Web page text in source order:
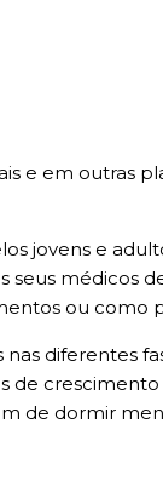
e em outras
jovens e
médicos
ou como
diferentes
de
de dormir